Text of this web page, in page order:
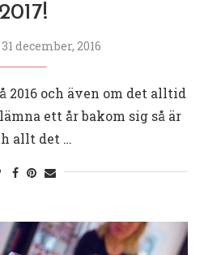
2017!
31 december, 2016
2016 och även om det alltid
ett år bakom sig så är
allt det …